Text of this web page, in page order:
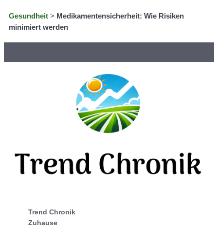
Gesundheit > Medikamentensicherheit: Wie Risiken
minimiert werden
Trend Chronik
Zuhause